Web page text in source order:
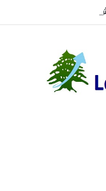
يوقف مطلوبين في إطار ملاحقة